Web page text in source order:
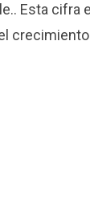
Esta